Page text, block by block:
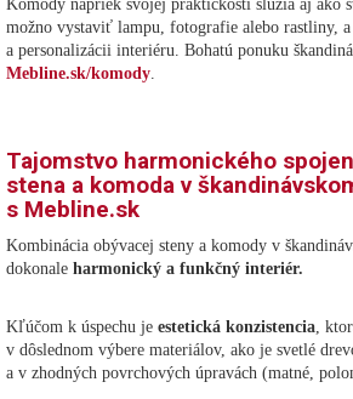
Komody napriek svojej praktickosti slúžia aj ako š
možno vystaviť lampu, fotografie alebo rastliny,
a personalizácii interiéru. Bohatú ponuku
Mebline.sk/komody.
Tajomstvo harmonického
stena a komoda v
s Mebline.sk
Kombinácia obývacej steny a komody v
dokonale harmonický a funkčný interiér.
Kľúčom k úspechu je estetická konzistencia,
v dôslednom výbere materiálov, ako je svetlé
a v zhodných povrchových úpravách (matné,